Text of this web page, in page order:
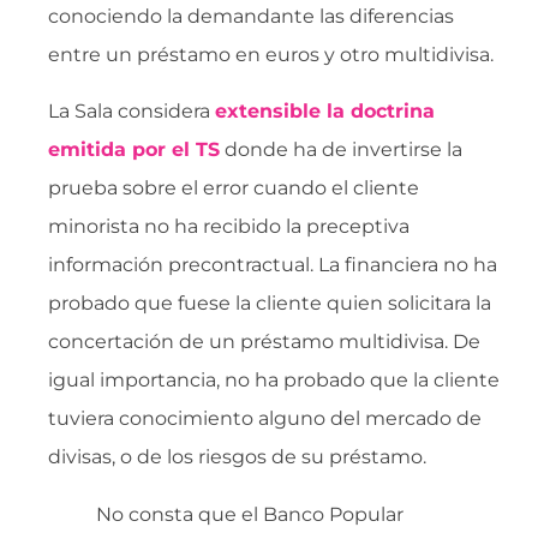
conociendo la demandante las diferencias
entre un préstamo en euros y otro multidivisa.
La Sala considera extensible la doctrina
emitida por el TS donde ha de invertirse la
prueba sobre el error cuando el cliente
minorista no ha recibido la preceptiva
información precontractual. La financiera no ha
probado que fuese la cliente quien solicitara la
concertación de un préstamo multidivisa. De
igual importancia, no ha probado que la cliente
tuviera conocimiento alguno del mercado de
divisas, o de los riesgos de su préstamo.
No consta que el Banco Popular